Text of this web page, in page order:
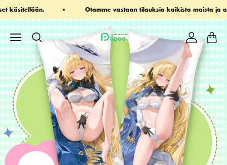
maista ja alueilta Sähköposti: